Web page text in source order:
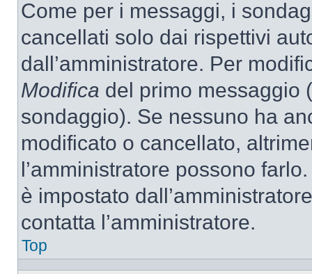
Come per i messaggi, i
cancellati solo dai rispettivi
dall’amministratore. Per
Modifica del primo messaggio
sondaggio). Se nessuno ha
modificato o cancellato,
l’amministratore possono
è impostato
contatta l’amministratore.
Top